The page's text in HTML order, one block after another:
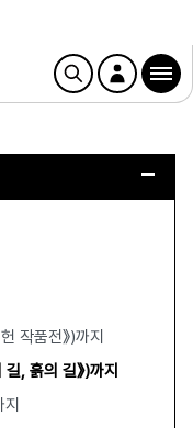
작품전》)까지
, 흙의 길》)까지